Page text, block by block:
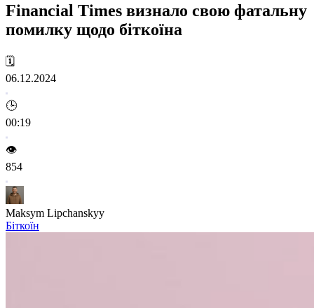
Financial Times визнало свою фатальну
помилку щодо біткоїна
🗓️
06.12.2024
🕒
00:19
👁️
854
Maksym Lipchanskyy
Біткоїн